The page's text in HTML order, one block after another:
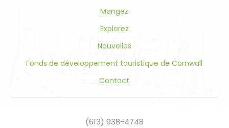
Mangez
Explorez
Nouvelles
Fonds de développement touristique de Cornwall
Contact
(613) 938-4748